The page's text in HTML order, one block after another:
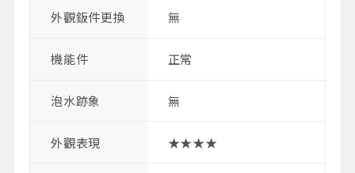
外觀鈑件更換 無
機能件 正常
泡水跡象 無
外觀表現 ★★★★